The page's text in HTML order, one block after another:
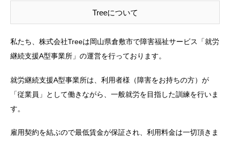
Treeについて
私たち、株式会社Treeは岡山県倉敷市で障害福祉サービス「就労
継続支援A型事業所」の運営を行っております。
就労継続支援A型事業所は、利用者様（障害をお持ちの方）が
「従業員」として働きながら、一般就労を目指した訓練を行いま
す。
雇用契約を結ぶので最低賃金が保証され、利用料金は一切頂きま